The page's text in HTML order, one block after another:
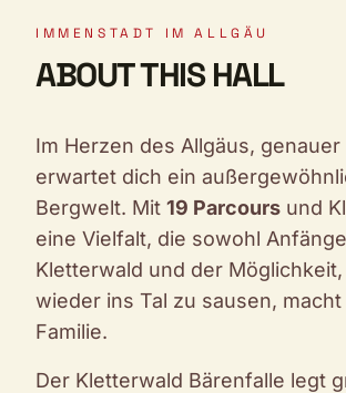
IMMENSTADT IM ALLGÄU
ABOUT THIS HALL
Im Herzen des Allgäus,
erwartet dich ein
Bergwelt. Mit 19 Parcours und
eine Vielfalt, die sowohl
Kletterwald und der
wieder ins Tal zu sausen,
Familie.
Der Kletterwald Bärenfalle legt